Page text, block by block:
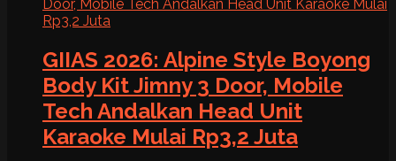
GIIAS 2026: Alpine Style Boyong
Body Kit Jimny 3 Door, Mobile
Tech Andalkan Head Unit
Karaoke Mulai Rp3,2 Juta